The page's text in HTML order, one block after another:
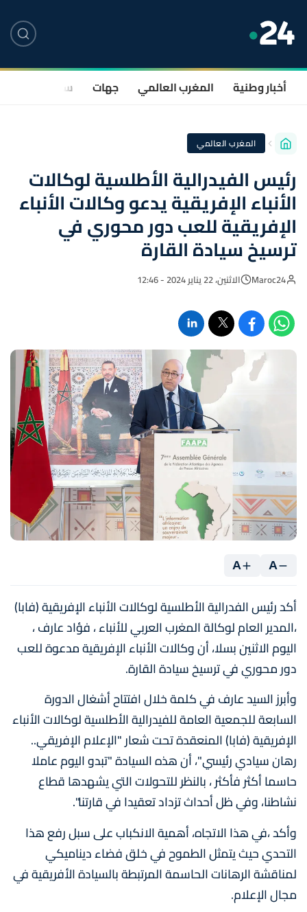
أخبار وطنية المغرب العالمي جهات سياسة
المغرب العالمي
رئيس الفيدرالية الأطلسية لوكالات
الأنباء الإفريقية يدعو وكالات الأنباء
الإفريقية للعب دور محوري في
ترسيخ سيادة القارة
Maroc24 الاثنين، 22 يناير 2024 - 12:46
A
A
أكد رئيس الفدرالية الأطلسية لوكالات الأنباء الإفريقية (فابا)
،المدير العام لوكالة المغرب العربي للأنباء ، فؤاد عارف ،
اليوم الاثنين بسلا، أن وكالات الأنباء الإفريقية مدعوة للعب
دور محوري في ترسيخ سيادة القارة.
وأبرز السيد عارف في كلمة خلال افتتاح أشغال الدورة
السابعة للجمعية العامة للفيدرالية الأطلسية لوكالات الأنباء
الإفريقية (فابا) المنعقدة تحت شعار "الإعلام الإفريقي..
رهان سيادي رئيسي"، أن هذه السيادة "تبدو اليوم عاملا
حاسما أكثر فأكثر ، بالنظر للتحولات التي يشهدها قطاع
نشاطنا، وفي ظل أحداث تزداد تعقيدا في قارتنا".
وأكد ،في هذا الاتجاه، أهمية الانكباب على سبل رفع هذا
التحدي حيث يتمثل الطموح في خلق فضاء ديناميكي
لمناقشة الرهانات الحاسمة المرتبطة بالسيادة الأفريقية في
مجال الإعلام.